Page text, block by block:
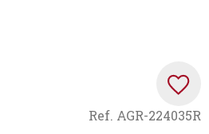
Ref. AGR-224035R